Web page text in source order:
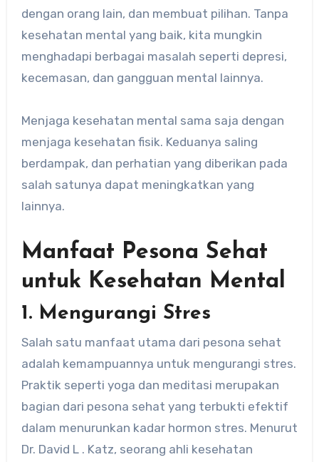
dengan orang lain, dan membuat pilihan. Tanpa
kesehatan mental yang baik, kita mungkin
menghadapi berbagai masalah seperti depresi,
kecemasan, dan gangguan mental lainnya.
Menjaga kesehatan mental sama saja dengan
menjaga kesehatan fisik. Keduanya saling
berdampak, dan perhatian yang diberikan pada
salah satunya dapat meningkatkan yang
lainnya.
Manfaat Pesona Sehat
untuk Kesehatan Mental
1. Mengurangi Stres
Salah satu manfaat utama dari pesona sehat
adalah kemampuannya untuk mengurangi stres.
Praktik seperti yoga dan meditasi merupakan
bagian dari pesona sehat yang terbukti efektif
dalam menurunkan kadar hormon stres. Menurut
Dr. David L . Katz, seorang ahli kesehatan